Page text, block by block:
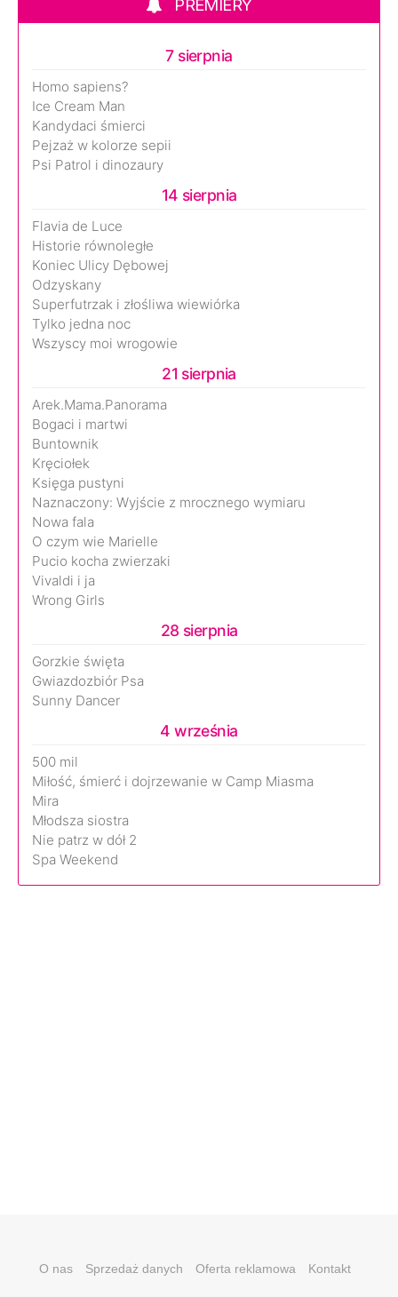
PREMIERY
7 sierpnia
Homo sapiens?
Ice Cream Man
Kandydaci śmierci
Pejzaż w kolorze sepii
Psi Patrol i dinozaury
14 sierpnia
Flavia de Luce
Historie równoległe
Koniec Ulicy Dębowej
Odzyskany
Superfutrzak i złośliwa wiewiórka
Tylko jedna noc
Wszyscy moi wrogowie
21 sierpnia
Arek.Mama.Panorama
Bogaci i martwi
Buntownik
Kręciołek
Księga pustyni
Naznaczony: Wyjście z mrocznego wymiaru
Nowa fala
O czym wie Marielle
Pucio kocha zwierzaki
Vivaldi i ja
Wrong Girls
28 sierpnia
Gorzkie święta
Gwiazdozbiór Psa
Sunny Dancer
4 września
500 mil
Miłość, śmierć i dojrzewanie w Camp Miasma
Mira
Młodsza siostra
Nie patrz w dół 2
Spa Weekend
O nas Sprzedaż danych Oferta reklamowa Kontakt